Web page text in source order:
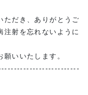
ただき、ありがとうご
注射を忘れないように
いいたします。